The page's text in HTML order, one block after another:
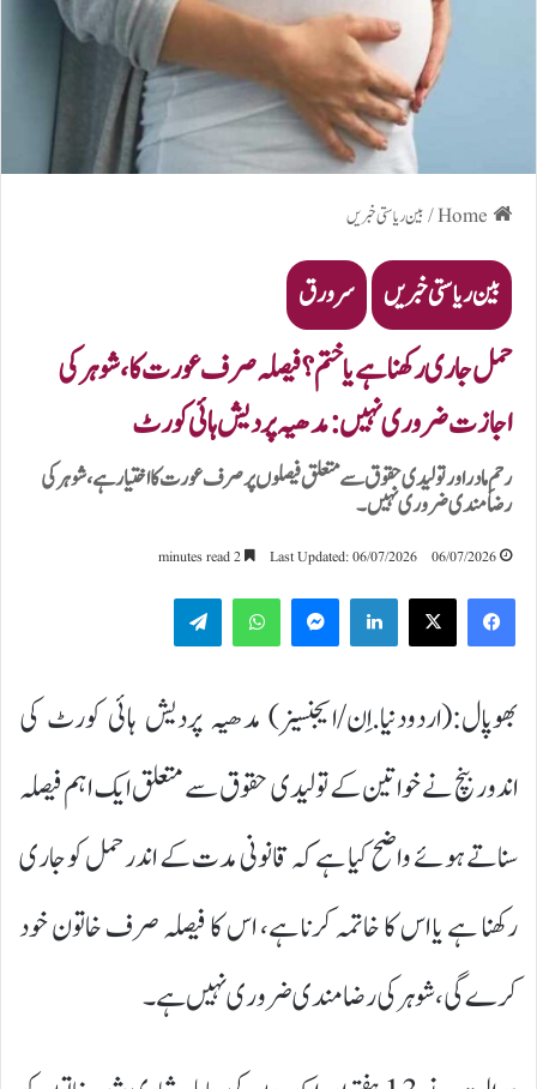
/بین ریاستی خبریں
بین ریاستی خبریں سرورق
حمل جاری رکھنا ہے یا ختم؟ فیصلہ صرف عورت کا، شوہر کی
اجازت ضروری نہیں: مدھیہ پردیش ہائی کورٹ
رحمِ مادر اور تولیدی حقوق سے متعلق فیصلوں پر صرف عورت کا اختیار ہے، شوہر کی
رضامندی ضروری نہیں۔
06/07/2026
Last Updated: 06/07/2026
LinkedIn
WhatsApp
بھوپال:(اردودنیا.اِن/ایجنسیز) مدھیہ پردیش ہائی کورٹ کی
اندور بنچ نے خواتین کے تولیدی حقوق سے متعلق ایک اہم فیصلہ
سناتے ہوئے واضح کیا ہے کہ قانونی مدت کے اندر حمل کو جاری
رکھنا ہے یا اس کا خاتمہ کرنا ہے، اس کا فیصلہ صرف خاتون خود
کرے گی، شوہر کی رضامندی ضروری نہیں ہے۔